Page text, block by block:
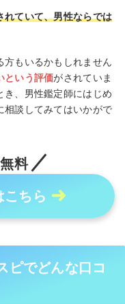
れていて、男性ならでは
方もいるかもしれません
という評価がされていま
き、男性鑑定師にはじめ
相談してみてはいかがで
料
こちら
ピでどんな口コ